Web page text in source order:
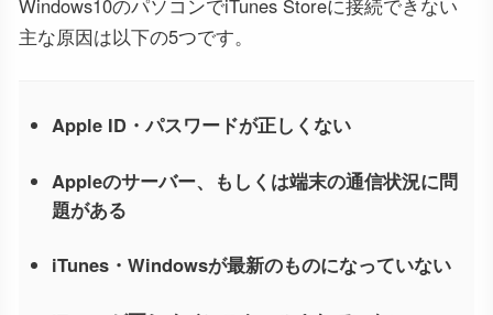
主な原因は以下の5つです。
Apple ID・パスワードが正しくない
Appleのサーバー、もしくは端末の通信状況に問
題がある
iTunes・Windowsが最新のものになっていない